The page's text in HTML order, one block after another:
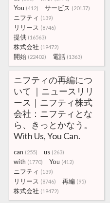
You (412) サービス (20137)
ニフティ (139)
リリース (8746)
提供 (16563)
株式会社 (19472)
開始 (22402) 電話 (1363)
ニフティの再編につ
いて ｜ニュースリリ
ース｜ニフティ株式
会社：ニフティとな
ら、きっとかなう。
With Us, You Can.
can (255) us (263)
with (1770) You (412)
ニフティ (139)
リリース (8746) 再編 (95)
株式会社 (19472)